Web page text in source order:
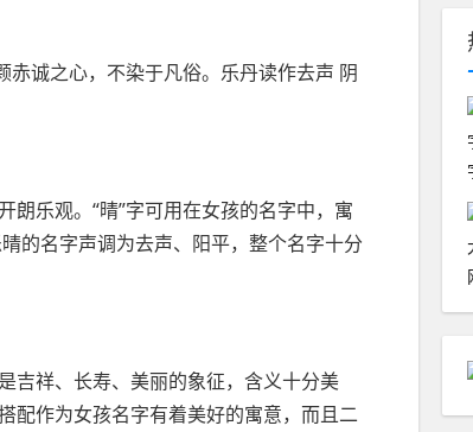
诚之心，不染于凡俗。乐丹读作去声 阴
乐观。“晴”字可用在女孩的名字中，寓
的名字声调为去声、阳平，整个名字十分
吉祥、长寿、美丽的象征，含义十分美
配作为女孩名字有着美好的寓意，而且二